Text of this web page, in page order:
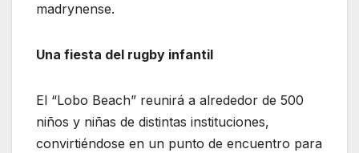
madrynense.
Una fiesta del rugby infantil
El “Lobo Beach” reunirá a alrededor de 500
niños y niñas de distintas instituciones,
convirtiéndose en un punto de encuentro para